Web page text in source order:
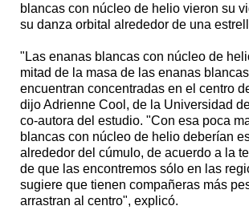
blancas con núcleo de helio vieron su
su danza orbital alrededor de una
"Las enanas blancas con núcleo de
mitad de la masa de las enanas
encuentran concentradas en el centro
dijo Adrienne Cool, de la Universidad
co-autora del estudio. "Con esa poca
blancas con núcleo de helio deberían
alrededor del cúmulo, de acuerdo a la
de que las encontremos sólo en las
sugiere que tienen compañeras más
arrastran al centro", explicó.